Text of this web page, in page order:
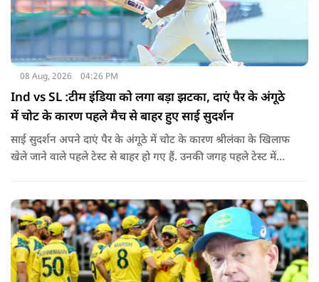
08 Aug, 2026 04:26 PM
Ind vs SL :टीम इंडिया को लगा बड़ा झटका, दाएं पैर के अंगूठे
में चोट के कारण पहले मैच से बाहर हुए साई सुदर्शन
साई सुदर्शन अपने दाएं पैर के अंगूठे में चोट के कारण श्रीलंका के खिलाफ
खेले जाने वाले पहले टेस्ट से बाहर हो गए हैं. उनकी जगह पहले टेस्ट में